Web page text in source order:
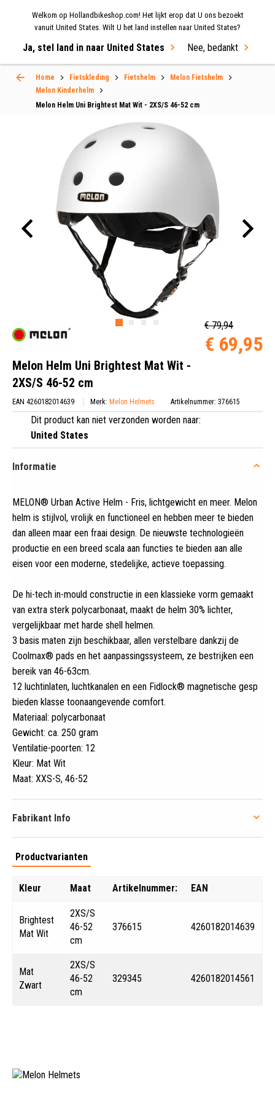
Welkom op Hollandbikeshop.com! Het lijkt erop dat U ons bezoekt
vanuit United States. Wilt U het land instellen naar United States?
Ja, stel land in naar United States Nee, bedankt
Home Fietskleding Fietshelm
Melon Fietshelm
Melon Kinderhelm
Melon Helm Uni Brightest Mat Wit - 2XS/S 46-52 cm
€ 79,94
€ 69,95
Melon Helm Uni Brightest Mat Wit -
2XS/S 46-52 cm
EAN 4260182014639 Merk: Melon Helmets Artikelnummer: 376615
Informatie
MELON® Urban Active Helm - Fris, lichtgewicht en meer. Melon
helm is stijlvol, vrolijk en functioneel en hebben meer te bieden
dan alleen maar een fraai design. De nieuwste technologieën
productie en een breed scala aan functies te bieden aan alle
eisen voor een moderne, stedelijke, actieve toepassing.
De hi-tech in-mould constructie in een klassieke vorm gemaakt
van extra sterk polycarbonaat, maakt de helm 30% lichter,
vergelijkbaar met harde shell helmen.
3 basis maten zijn beschikbaar, allen verstelbare dankzij de
Coolmax® pads en het aanpassingssysteem, ze bestrijken een
bereik van 46-63cm.
12 luchtinlaten, luchtkanalen en een Fidlock® magnetische gesp
bieden klasse toonaangevende comfort.
Materiaal: polycarbonaat
Gewicht: ca. 250 gram
Ventilatie-poorten: 12
Kleur: Mat Wit
Maat: XXS-S, 46-52
Fabrikant Info
Productvarianten
Kleur Maat Artikelnummer: EAN
Brightest
Mat Wit
2XS/S
46-52
cm
376615 4260182014639
Mat
Zwart
2XS/S
46-52
cm
329345 4260182014561
Dit product kan niet verzonden worden naar:
United States